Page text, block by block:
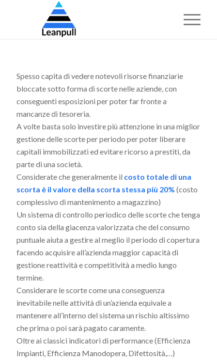
Spesso capita di vedere notevoli risorse finanziarie
bloccate sotto forma di scorte nelle aziende, con
conseguenti esposizioni per poter far fronte a
mancanze di tesoreria.
A volte basta solo investire più attenzione in una miglior
gestione delle scorte per periodo per poter liberare
capitali immobilizzati ed evitare ricorso a prestiti, da
parte di una società.
Considerate che generalmente il costo totale di una
scorta è il valore della scorta stessa più 20% (costo
complessivo di mantenimento a magazzino)
Un sistema di controllo periodico delle scorte che tenga
conto sia della giacenza valorizzata che del consumo
puntuale aiuta a gestire al meglio il periodo di copertura
facendo acquisire all’azienda maggior capacità di
gestione reattività e competitività a medio lungo
termine.
Considerare le scorte come una conseguenza
inevitabile nelle attività di un’azienda equivale a
mantenere all’interno del sistema un rischio altissimo
che prima o poi sarà pagato caramente.
Oltre ai classici indicatori di performance (Efficienza
Impianti, Efficienza Manodopera, Difettosità,…)